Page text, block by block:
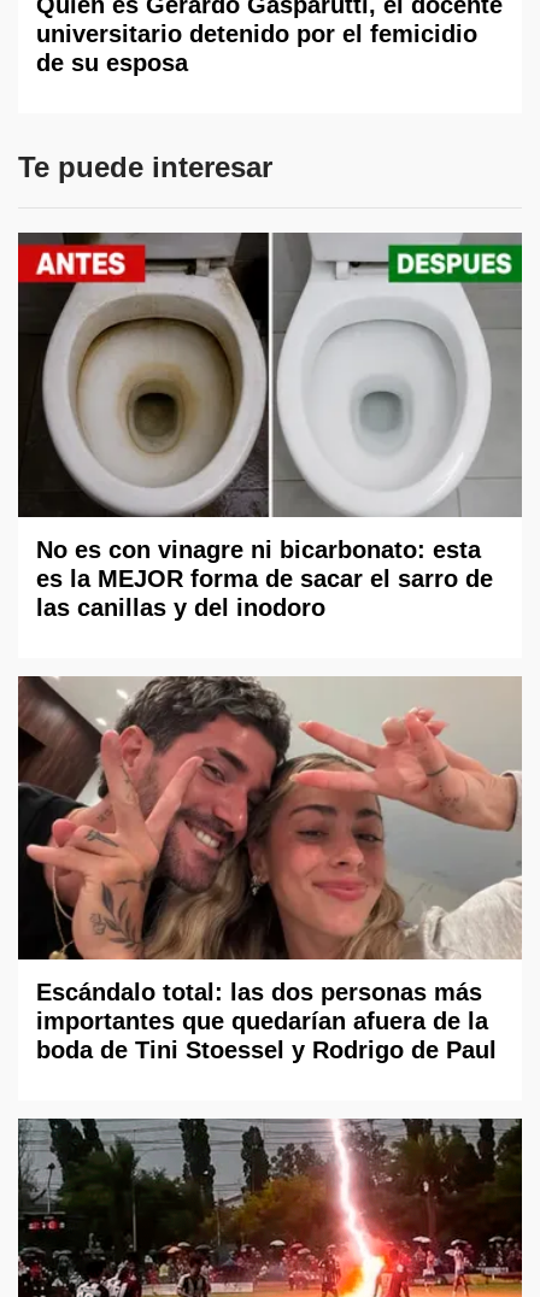
universitario detenido por el femicidio
de su esposa
Te puede interesar
No es con vinagre ni bicarbonato: esta
es la MEJOR forma de sacar el sarro de
las canillas y del inodoro
Escándalo total: las dos personas más
importantes que quedarían afuera de la
boda de Tini Stoessel y Rodrigo de Paul